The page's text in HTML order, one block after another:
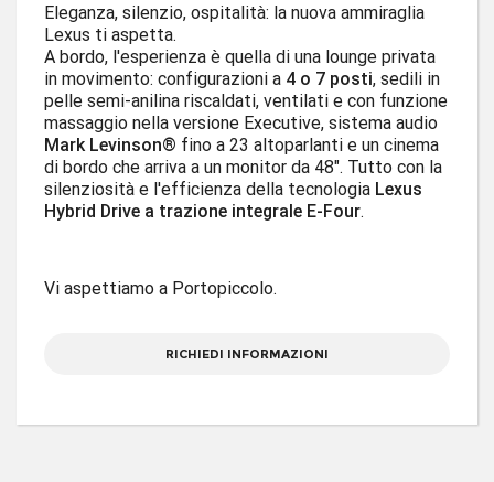
Eleganza, silenzio, ospitalità: la nuova ammiraglia
Lexus ti aspetta.
A bordo, l'esperienza è quella di una lounge privata
in movimento: configurazioni a 4 o 7 posti, sedili in
pelle semi-anilina riscaldati, ventilati e con funzione
massaggio nella versione Executive, sistema audio
Mark Levinson® fino a 23 altoparlanti e un cinema
di bordo che arriva a un monitor da 48". Tutto con la
silenziosità e l'efficienza della tecnologia Lexus
Hybrid Drive a trazione integrale E-Four.
Vi aspettiamo a Portopiccolo.
RICHIEDI INFORMAZIONI